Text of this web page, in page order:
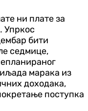
ни плате за
Упркос
бити
седмице,
марака из
доходака,
поступка